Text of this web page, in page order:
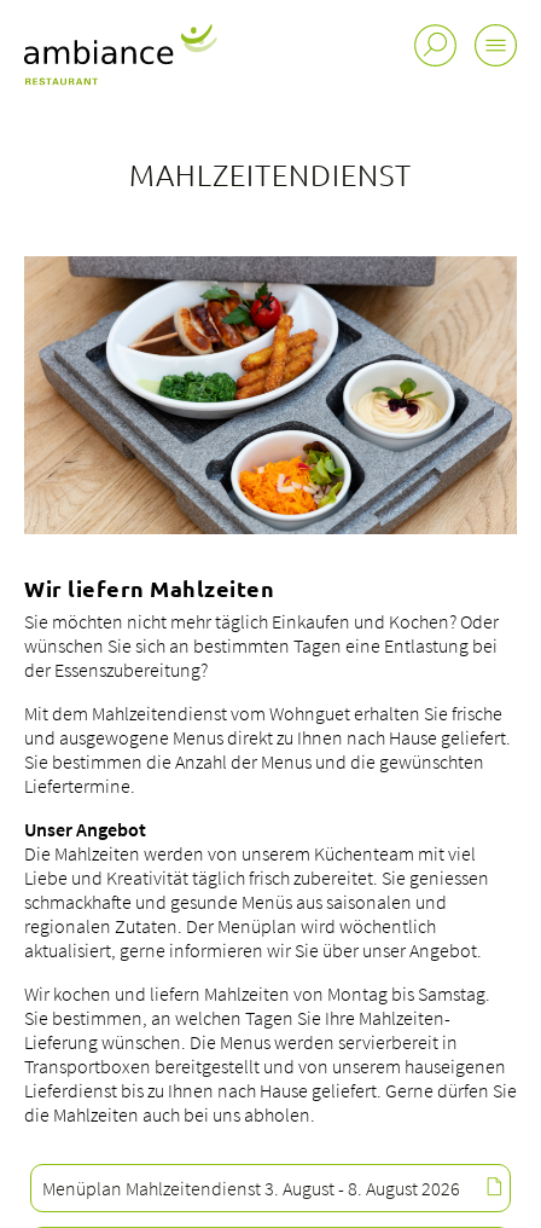
Standorte
Tätigkeitsfelder
Portrait
MAHLZEITENDIENST
Wir liefern Mahlzeiten
Sie möchten nicht mehr täglich Einkaufen und Kochen? Oder
wünschen Sie sich an bestimmten Tagen eine Entlastung bei
der Essenszubereitung?
Mit dem Mahlzeitendienst vom Wohnguet erhalten Sie frische
und ausgewogene Menus direkt zu Ihnen nach Hause geliefert.
Sie bestimmen die Anzahl der Menus und die gewünschten
Liefertermine.
Unser Angebot
Die Mahlzeiten werden von unserem Küchenteam mit viel
Liebe und Kreativität täglich frisch zubereitet. Sie geniessen
schmackhafte und gesunde Menüs aus saisonalen und
regionalen Zutaten. Der Menüplan wird wöchentlich
aktualisiert, gerne informieren wir Sie über unser Angebot.
Wir kochen und liefern Mahlzeiten von Montag bis Samstag.
Sie bestimmen, an welchen Tagen Sie Ihre Mahlzeiten-
Lieferung wünschen. Die Menus werden servierbereit in
Transportboxen bereitgestellt und von unserem hauseigenen
Lieferdienst bis zu Ihnen nach Hause geliefert. Gerne dürfen Sie
die Mahlzeiten auch bei uns abholen.
Menüplan Mahlzeitendienst 3. August - 8. August 2026